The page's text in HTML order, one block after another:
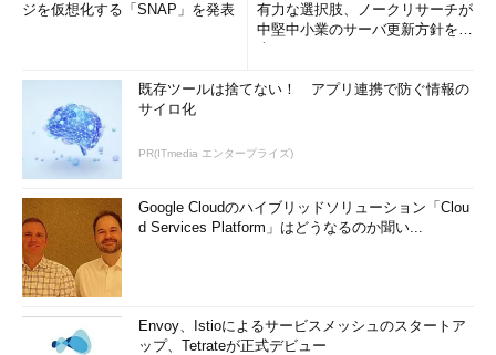
ジを仮想化する「SNAP」を発表
有力な選択肢、ノークリサーチが
中堅中小業のサーバ更新方針を調
既存ツールは捨てない！ アプリ連携で防ぐ情報の
サイロ化
PR(ITmedia エンタープライズ)
Google Cloudのハイブリッドソリューション「Clou
d Services Platform」はどうなるのか聞い...
Envoy、Istioによるサービスメッシュのスタートア
ップ、Tetrateが正式デビュー